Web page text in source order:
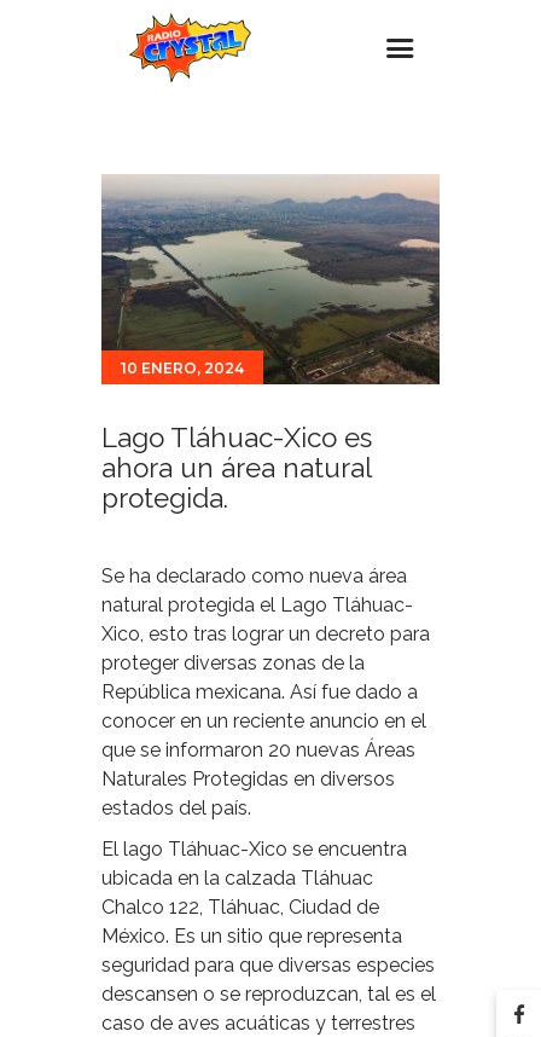
Estaciones
Eventos
Promociones
Noticias
Para ti
10 ENERO, 2024
Lago Tláhuac-Xico es
ahora un área natural
protegida.
Se ha declarado como nueva área
natural protegida el Lago Tláhuac-
Xico, esto tras lograr un decreto para
proteger diversas zonas de la
República mexicana. Así fue dado a
conocer en un reciente anuncio en el
que se informaron 20 nuevas Áreas
Naturales Protegidas en diversos
estados del país.
El lago Tláhuac-Xico se encuentra
ubicada en la calzada Tláhuac
Chalco 122, Tláhuac, Ciudad de
México. Es un sitio que representa
seguridad para que diversas especies
descansen o se reproduzcan, tal es el
caso de aves acuáticas y terrestres